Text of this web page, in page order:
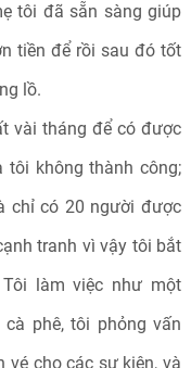
tôi đã sẵn sàng giúp
tiền để rồi sau đó tốt
lồ.
vài tháng để có được
tôi không thành công;
chỉ có 20 người được
tranh vì vậy tôi bắt
làm việc như một
phê, tôi phỏng vấn
cho các sự kiện, và